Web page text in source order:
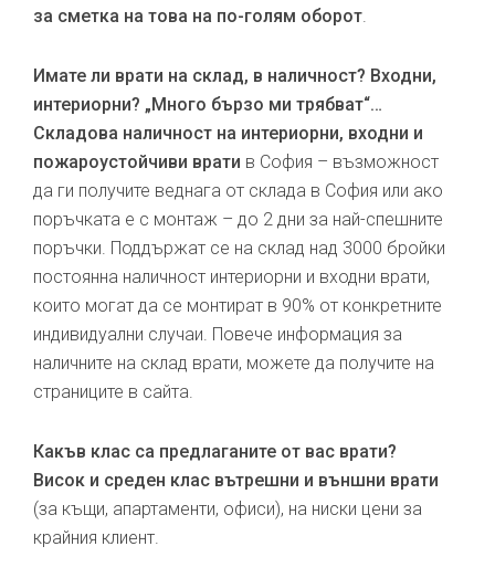
за сметка на това на по-голям оборот.
Имате ли врати на склад, в наличност? Входни,
интериорни? „Много бързо ми трябват“…
Складова наличност на интериорни, входни и
пожароустойчиви врати в София – възможност
да ги получите веднага от склада в София или ако
поръчката е с монтаж – до 2 дни за най-спешните
поръчки. Поддържат се на склад над 3000 бройки
постоянна наличност интериорни и входни врати,
които могат да се монтират в 90% от конкретните
индивидуални случаи. Повече информация за
наличните на склад врати, можете да получите на
страниците в сайта.
Какъв клас са предлаганите от вас врати?
Висок и среден клас вътрешни и външни врати
(за къщи, апартаменти, офиси), на ниски цени за
крайния клиент.